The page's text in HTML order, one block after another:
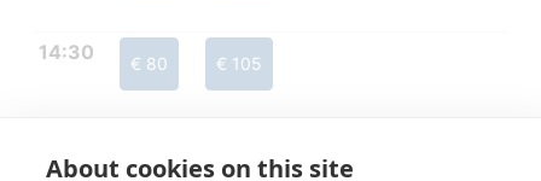
14:30 € 80 € 105
About cookies on this site